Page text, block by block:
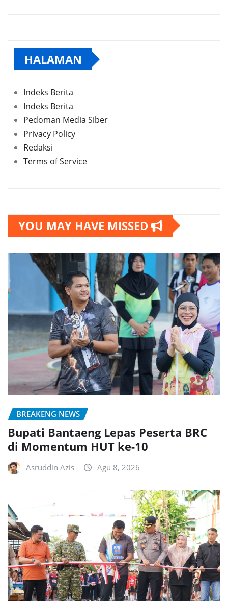
HALAMAN
Indeks Berita
Indeks Berita
Pedoman Media Siber
Privacy Policy
Redaksi
Terms of Service
YOU MAY HAVE MISSED
BREAKENG NEWS
Bupati Bantaeng Lepas Peserta BRC
di Momentum HUT ke-10
Asruddin Azis Agu 8, 2026